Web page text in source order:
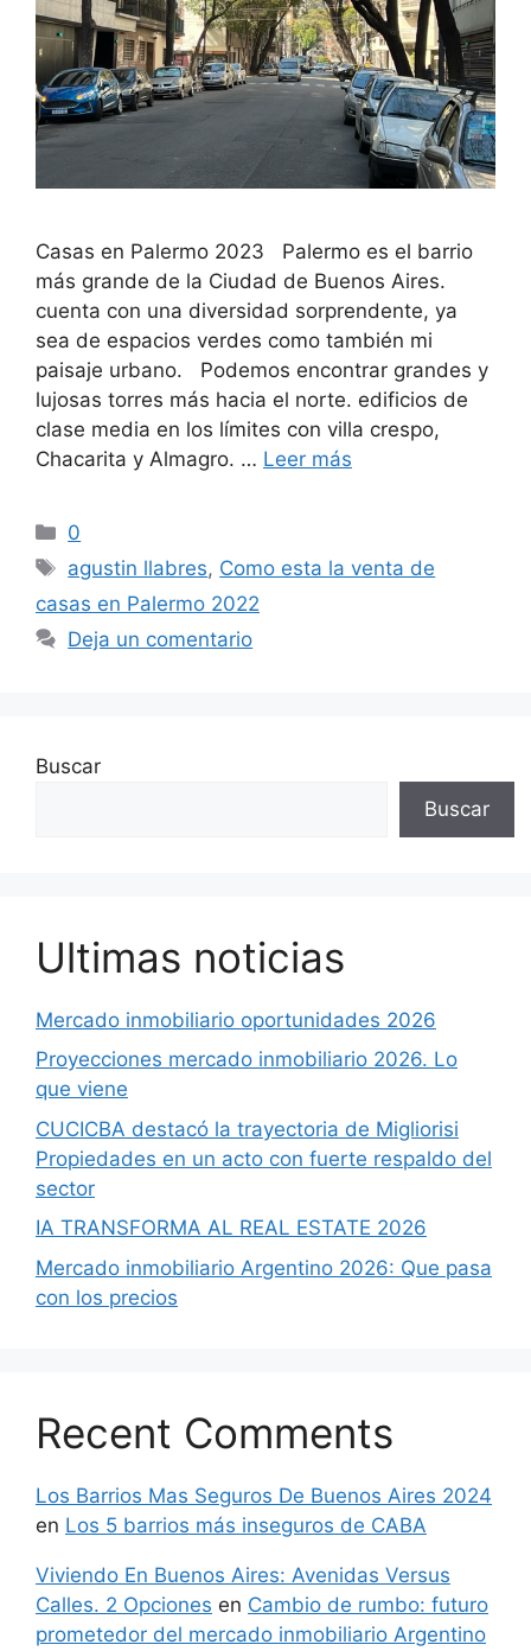
Casas en Palermo 2023 Palermo es el barrio
más grande de la Ciudad de Buenos Aires.
cuenta con una diversidad sorprendente, ya
sea de espacios verdes como también mi
paisaje urbano. Podemos encontrar grandes y
lujosas torres más hacia el norte. edificios de
clase media en los límites con villa crespo,
Chacarita y Almagro. … Leer más
Categorías
0
Etiquetas
agustin llabres, Como esta la venta de
casas en Palermo 2022
Deja un comentario
Buscar
Buscar
Ultimas noticias
Mercado inmobiliario oportunidades 2026
Proyecciones mercado inmobiliario 2026. Lo
que viene
CUCICBA destacó la trayectoria de Migliorisi
Propiedades en un acto con fuerte respaldo del
sector
IA TRANSFORMA AL REAL ESTATE 2026
Mercado inmobiliario Argentino 2026: Que pasa
con los precios
Recent Comments
Los Barrios Mas Seguros De Buenos Aires 2024
en Los 5 barrios más inseguros de CABA
Viviendo En Buenos Aires: Avenidas Versus
Calles. 2 Opciones en Cambio de rumbo: futuro
prometedor del mercado inmobiliario Argentino